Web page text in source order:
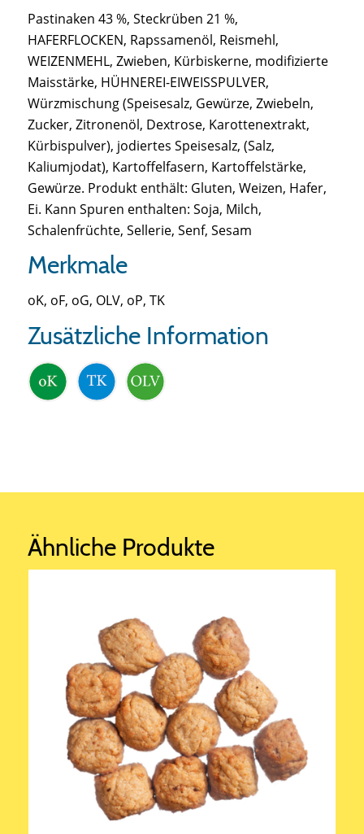
Pastinaken 43 %, Steckrüben 21 %,
HAFERFLOCKEN, Rapssamenöl, Reismehl,
WEIZENMEHL, Zwieben, Kürbiskerne, modifizierte
Maisstärke, HÜHNEREI-EIWEISSPULVER,
Würzmischung (Speisesalz, Gewürze, Zwiebeln,
Zucker, Zitronenöl, Dextrose, Karottenextrakt,
Kürbispulver), jodiertes Speisesalz, (Salz,
Kaliumjodat), Kartoffelfasern, Kartoffelstärke,
Gewürze. Produkt enthält: Gluten, Weizen, Hafer,
Ei. Kann Spuren enthalten: Soja, Milch,
Schalenfrüchte, Sellerie, Senf, Sesam
Merkmale
oK, oF, oG, OLV, oP, TK
Zusätzliche Information
Ähnliche Produkte